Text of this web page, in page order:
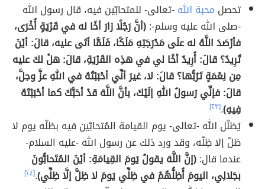
تحصل محبة الله-تعالى- للمتحابّين فيه، قال رسول الله
-صلى الله عليه وسلم-:(أنَّ رَجُلًا زارَ أخًا له في قَرْيَةٍ أُخْرَى،
فأرْصَدَ اللَّهُ له علَى مَدْرَجَتِهِ مَلَكًا، فَلَمَّا أتَى عليه، قالَ: أيْنَ
تُرِيدُ؟ قالَ: أُرِيدُ أخًا لي في هذِه القَرْيَةِ، قالَ: هلْ لكَ عليه
مِن نِعْمَةٍ تَرُبُّها؟ قالَ: لا، غيرَ أنِّي أحْبَبْتُهُ في اللهِ عزَّ وجلَّ،
قالَ: فإنِّي رَسولُ اللهِ إلَيْكَ، بأنَّ اللَّهَ قدْ أحَبَّكَ كما أحْبَبْتَهُ
فِيهِ).[٢٣]
يُظلّل الله -تعالى- يوم القيامة المُتحابّين فيه بظلّه يوم لا
ظلّ إلا ظِلّه، وقد ورد ذلك عن رسول الله -عليه السلام-
عندما قال:(إنَّ اللَّهَ يقولُ يَومَ القِيامَةِ: أيْنَ المُتَحابُّونَ
بجَلالِي، اليومَ أُظِلُّهُمْ في ظِلِّي يَومَ لا ظِلَّ إلَّا ظِلِّي).[٢٤]